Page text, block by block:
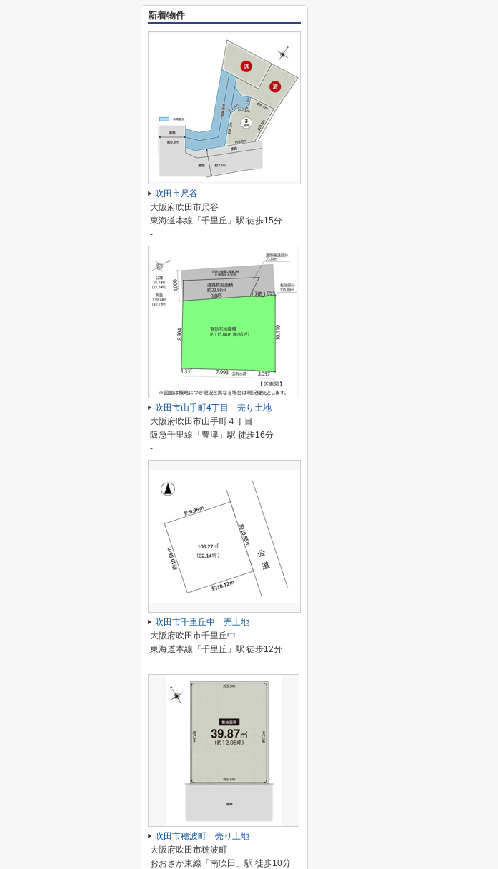
新着物件
吹田市尺谷
大阪府吹田市尺谷
東海道本線「千里丘」駅 徒歩15分
-
吹田市山手町4丁目 売り土地
大阪府吹田市山手町４丁目
阪急千里線「豊津」駅 徒歩16分
-
吹田市千里丘中 売土地
大阪府吹田市千里丘中
東海道本線「千里丘」駅 徒歩12分
-
吹田市穂波町 売り土地
大阪府吹田市穂波町
おおさか東線「南吹田」駅 徒歩10分